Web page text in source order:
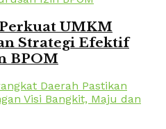
UMKM
Strategi Efektif
BPOM